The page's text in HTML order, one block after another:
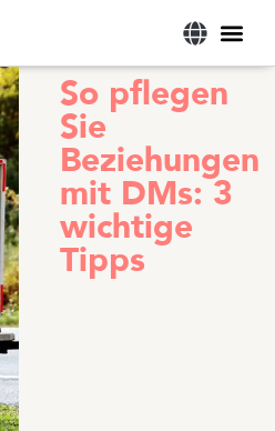
So pflegen
Sie
Beziehungen
mit DMs: 3
wichtige
Tipps